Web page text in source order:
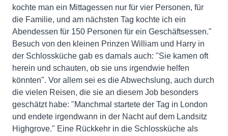
kochte man ein Mittagessen nur für vier Personen, für
die Familie, und am nächsten Tag kochte ich ein
Abendessen für 150 Personen für ein Geschäftsessen."
Besuch von den kleinen Prinzen William und Harry in
der Schlossküche gab es damals auch: "Sie kamen oft
herein und schauten, ob sie uns irgendwie helfen
könnten". Vor allem sei es die Abwechslung, auch durch
die vielen Reisen, die sie an diesem Job besonders
geschätzt habe: "Manchmal startete der Tag in London
und endete irgendwann in der Nacht auf dem Landsitz
Highgrove." Eine Rückkehr in die Schlossküche als